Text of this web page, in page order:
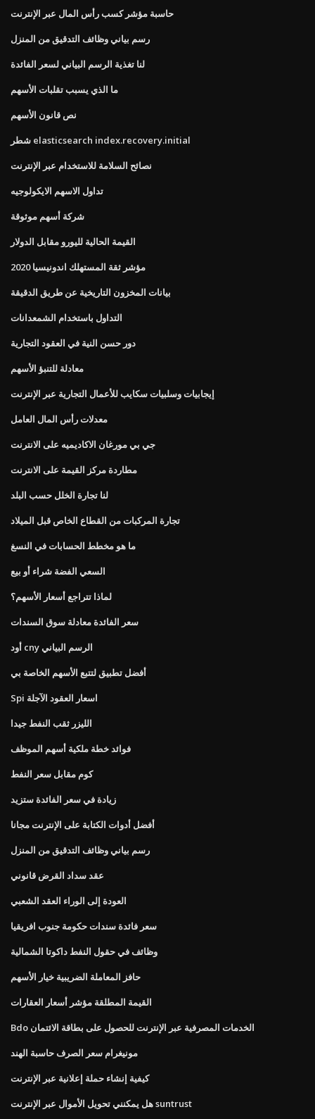
حاسبة مؤشر كسب رأس المال عبر الإنترنت
رسم بياني وظائف التدقيق من المنزل
لنا تغذية الرسم البياني لسعر الفائدة
ما الذي يسبب تقلبات الأسهم
نص قانون الأسهم
شطر elasticsearch index.recovery.initial
نصائح السلامة للاستخدام عبر الإنترنت
تداول الاسهم الايكولوجيه
شركة أسهم موثوقة
القيمة الحالية لليورو مقابل الدولار
مؤشر ثقة المستهلك اندونيسيا 2020
بيانات المخزون التاريخية عن طريق الدقيقة
التداول باستخدام الشمعدانات
دور حسن النية في العقود التجارية
معادلة للتنبؤ الأسهم
إيجابيات وسلبيات سكايب للأعمال التجارية عبر الإنترنت
معدلات رأس المال العامل
جي بي مورغان الاكاديميه على الانترنت
مطاردة مركز القيمة على الانترنت
لنا تجارة الخلل حسب البلد
تجارة المركبات من القطاع الخاص قبل الميلاد
ما هو مخطط الحسابات في النسغ
السعي الفضة شراء أو بيع
لماذا تتراجع أسعار الأسهم؟
سعر الفائدة معادلة سوق السندات
أود cny الرسم البياني
أفضل تطبيق لتتبع الأسهم الخاصة بي
Spi اسعار العقود الآجلة
الليزر ثقب النفط جيدا
فوائد خطة ملكية أسهم الموظف
كوم مقابل سعر النفط
زيادة في سعر الفائدة ستزيد
أفضل أدوات الكتابة على الإنترنت مجانا
رسم بياني وظائف التدقيق من المنزل
عقد سداد القرض قانوني
العودة إلى الوراء العقد الشعبي
سعر فائدة سندات حكومة جنوب افريقيا
وظائف في حقول النفط داكوتا الشمالية
حافز المعاملة الضريبية خيار الأسهم
القيمة المطلقة مؤشر أسعار العقارات
Bdo الخدمات المصرفية عبر الإنترنت للحصول على بطاقة الائتمان
مونيغرام سعر الصرف حاسبة الهند
كيفية إنشاء حملة إعلانية عبر الإنترنت
هل يمكنني تحويل الأموال عبر الإنترنت suntrust